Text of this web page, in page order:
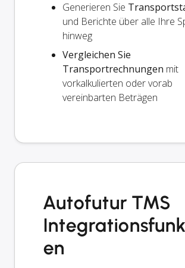
Generieren Sie
und Berichte über alle Ihre
hinweg
Vergleichen Sie
Transportrechnungen mit
vorkalkulierten oder vorab
vereinbarten Beträgen
Autofutur TMS
en